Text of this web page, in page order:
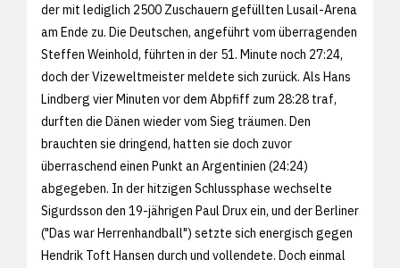
der mit lediglich 2500 Zuschauern gefüllten Lusail-Arena
am Ende zu. Die Deutschen, angeführt vom überragenden
Steffen Weinhold, führten in der 51. Minute noch 27:24,
doch der Vizeweltmeister meldete sich zurück. Als Hans
Lindberg vier Minuten vor dem Abpfiff zum 28:28 traf,
durften die Dänen wieder vom Sieg träumen. Den
brauchten sie dringend, hatten sie doch zuvor
überraschend einen Punkt an Argentinien (24:24)
abgegeben. In der hitzigen Schlussphase wechselte
Sigurdsson den 19-jährigen Paul Drux ein, und der Berliner
("Das war Herrenhandball") setzte sich energisch gegen
Hendrik Toft Hansen durch und vollendete. Doch einmal